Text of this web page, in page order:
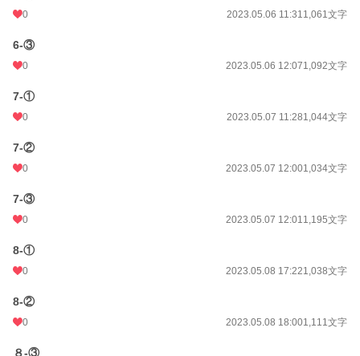
0 2023.05.06 11:311,061文字
6-③
0 2023.05.06 12:071,092文字
7-①
0 2023.05.07 11:281,044文字
7-②
0 2023.05.07 12:001,034文字
7-③
0 2023.05.07 12:011,195文字
8-①
0 2023.05.08 17:221,038文字
8-②
0 2023.05.08 18:001,111文字
８-③